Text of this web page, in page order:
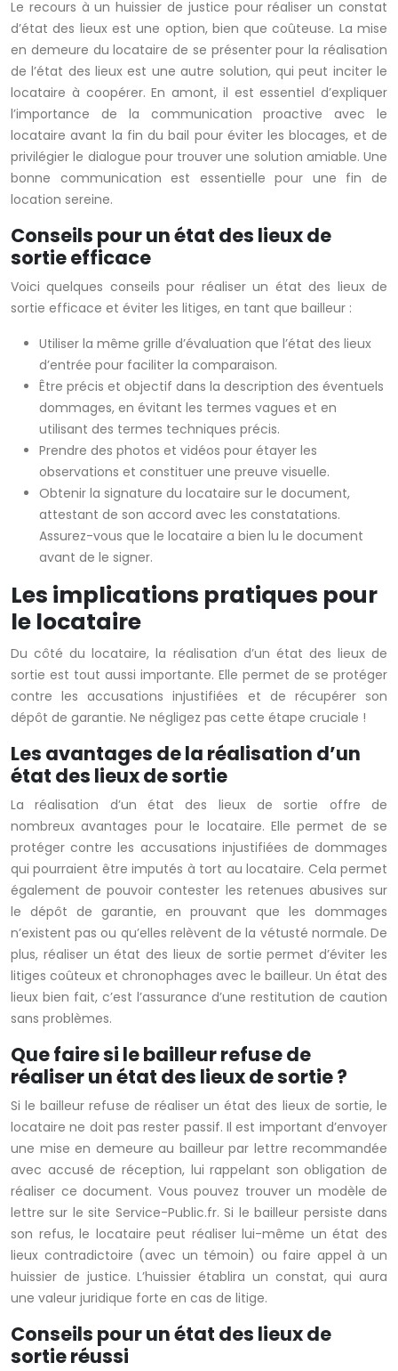
Le recours à un huissier de justice pour réaliser un constat
d’état des lieux est une option, bien que coûteuse. La mise
en demeure du locataire de se présenter pour la réalisation
de l’état des lieux est une autre solution, qui peut inciter le
locataire à coopérer. En amont, il est essentiel d’expliquer
l’importance de la communication proactive avec le
locataire avant la fin du bail pour éviter les blocages, et de
privilégier le dialogue pour trouver une solution amiable. Une
bonne communication est essentielle pour une fin de
location sereine.
Conseils pour un état des lieux de
sortie efficace
Voici quelques conseils pour réaliser un état des lieux de
sortie efficace et éviter les litiges, en tant que bailleur :
Utiliser la même grille d’évaluation que l’état des lieux
d’entrée pour faciliter la comparaison.
Être précis et objectif dans la description des éventuels
dommages, en évitant les termes vagues et en
utilisant des termes techniques précis.
Prendre des photos et vidéos pour étayer les
observations et constituer une preuve visuelle.
Obtenir la signature du locataire sur le document,
attestant de son accord avec les constatations.
Assurez-vous que le locataire a bien lu le document
avant de le signer.
Les implications pratiques pour
le locataire
Du côté du locataire, la réalisation d’un état des lieux de
sortie est tout aussi importante. Elle permet de se protéger
contre les accusations injustifiées et de récupérer son
dépôt de garantie. Ne négligez pas cette étape cruciale !
Les avantages de la réalisation d’un
état des lieux de sortie
La réalisation d’un état des lieux de sortie offre de
nombreux avantages pour le locataire. Elle permet de se
protéger contre les accusations injustifiées de dommages
qui pourraient être imputés à tort au locataire. Cela permet
également de pouvoir contester les retenues abusives sur
le dépôt de garantie, en prouvant que les dommages
n’existent pas ou qu’elles relèvent de la vétusté normale. De
plus, réaliser un état des lieux de sortie permet d’éviter les
litiges coûteux et chronophages avec le bailleur. Un état des
lieux bien fait, c’est l’assurance d’une restitution de caution
sans problèmes.
Que faire si le bailleur refuse de
réaliser un état des lieux de sortie ?
Si le bailleur refuse de réaliser un état des lieux de sortie, le
locataire ne doit pas rester passif. Il est important d’envoyer
une mise en demeure au bailleur par lettre recommandée
avec accusé de réception, lui rappelant son obligation de
réaliser ce document. Vous pouvez trouver un modèle de
lettre sur le site Service-Public.fr. Si le bailleur persiste dans
son refus, le locataire peut réaliser lui-même un état des
lieux contradictoire (avec un témoin) ou faire appel à un
huissier de justice. L’huissier établira un constat, qui aura
une valeur juridique forte en cas de litige.
Conseils pour un état des lieux de
sortie réussi